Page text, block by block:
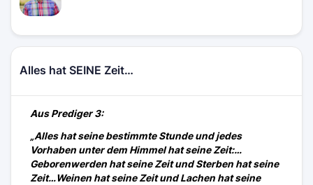
Alles hat SEINE Zeit…
Aus Prediger 3:
„Alles hat seine bestimmte Stunde und jedes
Vorhaben unter dem Himmel hat seine Zeit:…
Geborenwerden hat seine Zeit und Sterben hat seine
Zeit…Weinen hat seine Zeit und Lachen hat seine